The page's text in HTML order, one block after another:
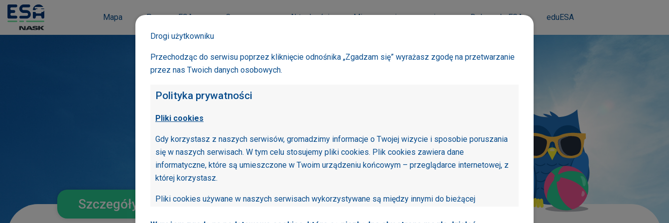
Mapa Program ESA O smogu Aktualności Mierzymy się ze smogiem Dołącz do ESA eduESA
Szczegóły szkoły
Sprawdźaktualne
pomiary smogu
Drogi użytkowniku
Przechodząc do serwisu poprzez kliknięcie odnośnika „Zgadzam się” wyrażasz zgodę na przetwarzanie
przez nas Twoich danych osobowych.
Polityka prywatności
Pliki cookies
Gdy korzystasz z naszych serwisów, gromadzimy informacje o Twojej wizycie i sposobie poruszania
się w naszych serwisach. W tym celu stosujemy pliki cookies. Plik cookies zawiera dane
informatyczne, które są umieszczone w Twoim urządzeniu końcowym – przeglądarce internetowej, z
której korzystasz.
Pliki cookies używane w naszych serwisach wykorzystywane są między innymi do bieżącej